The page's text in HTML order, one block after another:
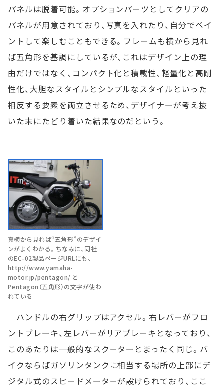
パネルは脱着可能。オプションパーツとしてクリアの
パネルが用意されており、写真を入れたり、自分でペイ
ントして楽しむこともできる。フレームも横から見れ
ば五角形を基調にしているが、これはデザイン上の理
由だけではなく、コンパクト化と積載性、軽量化と高剛
性化、大胆なスタイルとシンプルなスタイルといった
相反する要素を両立させるため、デザイナーが考え抜
いた末にたどり着いた結果なのだという。
真横から見れば“五角形”のデザイ
ンがよくわかる。ちなみに、同社
のEC-02製品ページURLにも、
http://www.yamaha-
motor.jp/pentagon/ と
Pentagon（五角形）の文字が使わ
れている
ハンドルの右グリップはアクセル。右レバーがフロ
ントブレーキ、左レバーがリアブレーキとなっており、
このあたりは一般的なスクーターとまったく同じ。バ
イクならばガソリンタンクに相当する場所の上部にデ
ジタル式のスピードメーターが設けられており、ここ